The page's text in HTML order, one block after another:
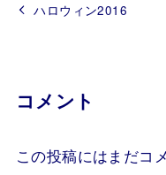
ハロウィン2016
コメント
この投稿にはまだコ